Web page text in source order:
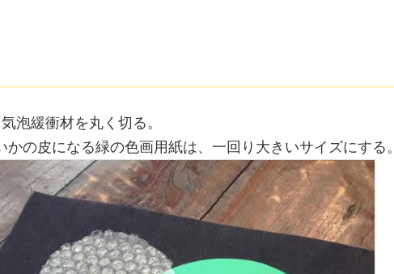
泡緩衝材を丸く切る。
かの皮になる緑の色画用紙は、一回り大きいサイズにする。